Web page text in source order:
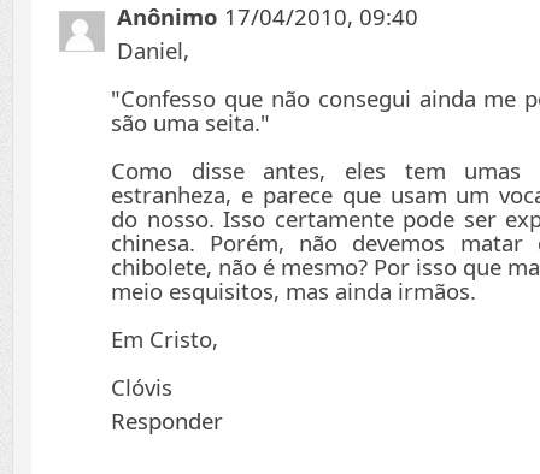
Anônimo 17/04/2010, 09:40
Daniel,
"Confesso que não consegui ainda me
são uma seita."
Como disse antes, eles tem umas
estranheza, e parece que usam um
do nosso. Isso certamente pode ser
chinesa. Porém, não devemos
chibolete, não é mesmo? Por isso que
meio esquisitos, mas ainda irmãos.
Em Cristo,
Clóvis
Responder